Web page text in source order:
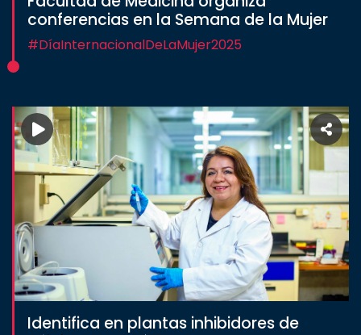
conferencias en la Semana de la Mujer
#DíaInternacionalDeLaMujer2025
Identifica en plantas inhibidores de